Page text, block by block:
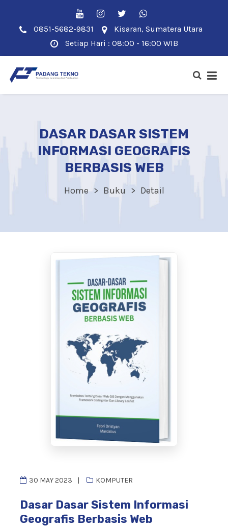
0851-5682-9831
Kisaran, Sumatera Utara
Setiap Hari : 08:00 - 16:00 WIB
DASAR DASAR SISTEM
INFORMASI GEOGRAFIS
BERBASIS WEB
Home Buku Detail
30 MAY 2023 KOMPUTER
Dasar Dasar Sistem Informasi
Geografis Berbasis Web